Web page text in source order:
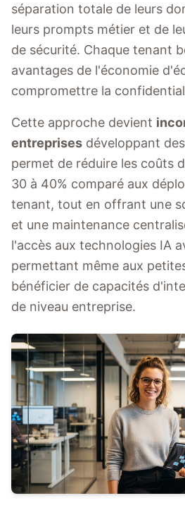
séparation totale de leurs
leurs prompts métier et de
de sécurité. Chaque tenant
avantages de l'économie
compromettre la
Cette approche devient
entreprises développant
permet de réduire les coûts
30 à 40% comparé aux
tenant, tout en offrant une
et une maintenance
l'accès aux technologies IA
permettant même aux
bénéficier de capacités
de niveau entreprise.